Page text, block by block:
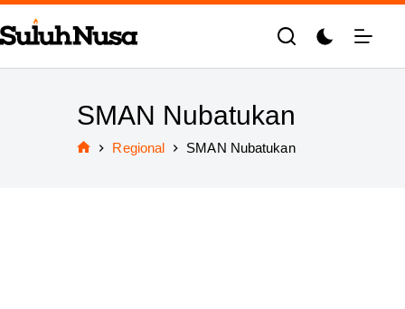
Skip
to
content
SMAN Nubatukan
Regional SMAN Nubatukan